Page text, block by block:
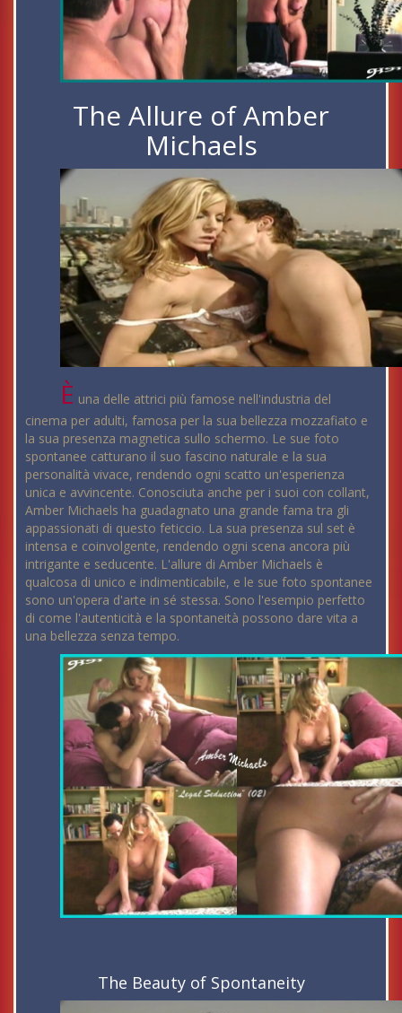
The Allure of Amber
Michaels
È una delle attrici più famose nell'industria del
cinema per adulti, famosa per la sua bellezza mozzafiato e
la sua presenza magnetica sullo schermo. Le sue foto
spontanee catturano il suo fascino naturale e la sua
personalità vivace, rendendo ogni scatto un'esperienza
unica e avvincente. Conosciuta anche per i suoi con collant,
Amber Michaels ha guadagnato una grande fama tra gli
appassionati di questo feticcio. La sua presenza sul set è
intensa e coinvolgente, rendendo ogni scena ancora più
intrigante e seducente. L'allure di Amber Michaels è
qualcosa di unico e indimenticabile, e le sue foto spontanee
sono un'opera d'arte in sé stessa. Sono l'esempio perfetto
di come l'autenticità e la spontaneità possono dare vita a
una bellezza senza tempo.
The Beauty of Spontaneity